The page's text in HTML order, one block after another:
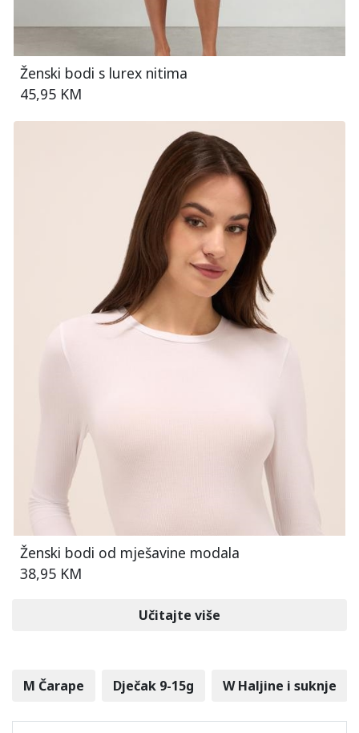
Ženski bodi s lurex nitima
45,95 KM
Ženski bodi od mješavine modala
38,95 KM
Učitajte više
M Čarape Dječak 9-15g W Haljine i suknje